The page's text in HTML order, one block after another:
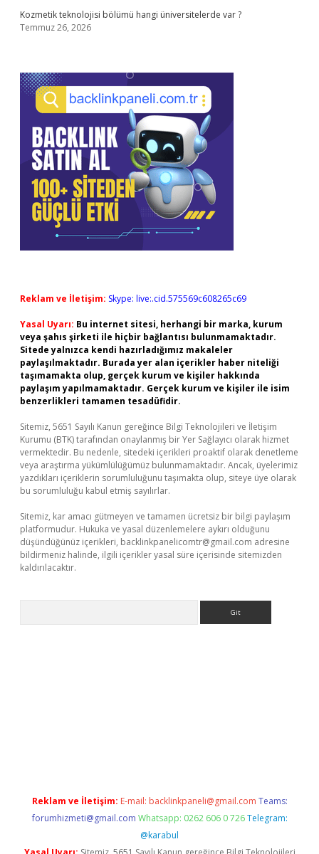
Kozmetik teknolojisi bölümü hangi üniversitelerde var ?
Temmuz 26, 2026
Reklam ve İletişim: Skype: live:.cid.575569c608265c69
Yasal Uyarı: Bu internet sitesi, herhangi bir marka, kurum
veya şahıs şirketi ile hiçbir bağlantısı bulunmamaktadır.
Sitede yalnızca kendi hazırladığımız makaleler
paylaşılmaktadır. Burada yer alan içerikler haber niteliği
taşımamakta olup, gerçek kurum ve kişiler hakkında
paylaşım yapılmamaktadır. Gerçek kurum ve kişiler ile isim
benzerlikleri tamamen tesadüfidir.
Sitemiz, 5651 Sayılı Kanun gereğince Bilgi Teknolojileri ve İletişim
Kurumu (BTK) tarafından onaylanmış bir Yer Sağlayıcı olarak hizmet
vermektedir. Bu nedenle, sitedeki içerikleri proaktif olarak denetleme
veya araştırma yükümlülüğümüz bulunmamaktadır. Ancak, üyelerimiz
yazdıkları içeriklerin sorumluluğunu taşımakta olup, siteye üye olarak
bu sorumluluğu kabul etmiş sayılırlar.
Sitemiz, kar amacı gütmeyen ve tamamen ücretsiz bir bilgi paylaşım
platformudur. Hukuka ve yasal düzenlemelere aykırı olduğunu
düşündüğünüz içerikleri, backlinkpanelicomtr@gmail.com adresine
bildirmeniz halinde, ilgili içerikler yasal süre içerisinde sitemizden
kaldırılacaktır.
Reklam ve İletişim: E-mail: backlinkpaneli@gmail.com Teams:
forumhizmeti@gmail.com Whatsapp: 0262 606 0 726 Telegram:
@karabul